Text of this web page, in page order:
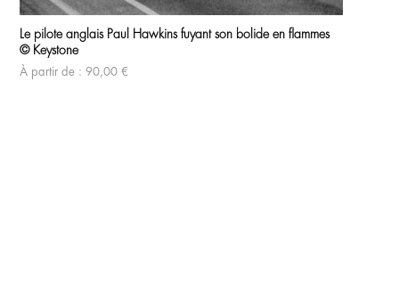
Ce
a
plusieurs
variations.
Les
Le pilote anglais Paul Hawkins fuyant son bolide en flammes
© Keystone
À partir de :90,00€